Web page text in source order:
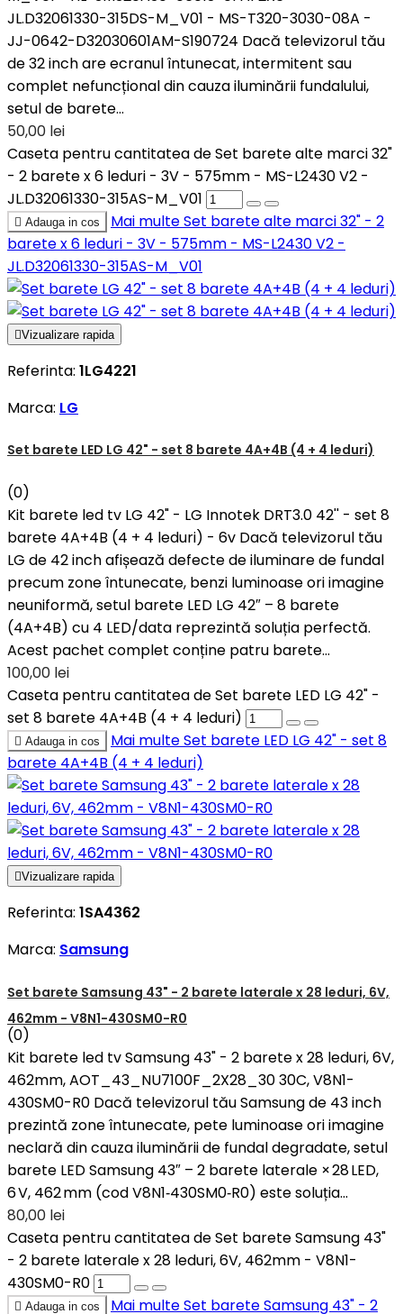
JL.D32061330-315DS-M_V01 - MS-T320-3030-08A -
JJ-0642-D32030601AM-S190724 Dacă televizorul tău
de 32 inch are ecranul întunecat, intermitent sau
complet nefuncțional din cauza iluminării fundalului,
setul de barete...
50,00 lei
Caseta pentru cantitatea de Set barete alte marci 32"
- 2 barete x 6 leduri - 3V - 575mm - MS-L2430 V2 -
JL.D32061330-315AS-M_V01
 Adauga in cos Mai multeSet barete alte marci 32" - 2
barete x 6 leduri - 3V - 575mm - MS-L2430 V2 -
JL.D32061330-315AS-M_V01
Vizualizare rapida
Referinta: 1LG4221
Marca: LG
Set barete LED LG 42" - set 8 barete 4A+4B (4 + 4 leduri)
(0)
Kit barete led tv LG 42" - LG Innotek DRT3.0 42'' - set 8
barete 4A+4B (4 + 4 leduri) - 6v Dacă televizorul tău
LG de 42 inch afișează defecte de iluminare de fundal
precum zone întunecate, benzi luminoase ori imagine
neuniformă, setul barete LED LG 42″ – 8 barete
(4A+4B) cu 4 LED/data reprezintă soluția perfectă.
Acest pachet complet conține patru barete...
100,00 lei
Caseta pentru cantitatea de Set barete LED LG 42" -
set 8 barete 4A+4B (4 + 4 leduri)
 Adauga in cos Mai multeSet barete LED LG 42" - set 8
barete 4A+4B (4 + 4 leduri)
Vizualizare rapida
Referinta: 1SA4362
Marca: Samsung
Set barete Samsung 43" - 2 barete laterale x 28 leduri, 6V,
462mm - V8N1-430SM0-R0
(0)
Kit barete led tv Samsung 43" - 2 barete x 28 leduri, 6V,
462mm, AOT_43_NU7100F_2X28_30 30C, V8N1-
430SM0-R0 Dacă televizorul tău Samsung de 43 inch
prezintă zone întunecate, pete luminoase ori imagine
neclară din cauza iluminării de fundal degradate, setul
barete LED Samsung 43″ – 2 barete laterale × 28 LED,
6 V, 462 mm (cod V8N1‑430SM0‑R0) este soluția...
80,00 lei
Caseta pentru cantitatea de Set barete Samsung 43"
- 2 barete laterale x 28 leduri, 6V, 462mm - V8N1-
430SM0-R0
 Adauga in cos Mai multeSet barete Samsung 43" - 2